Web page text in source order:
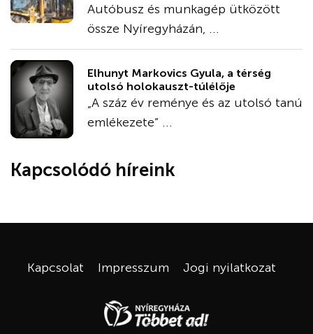
Autóbusz és munkagép ütközött
össze Nyíregyházán, ...
Elhunyt Markovics Gyula, a térség
utolsó holokauszt-túlélője
„A száz év reménye és az utolsó tanú
emlékezete” ...
Kapcsolódó híreink
Kapcsolat Impresszum Jogi nyilatkozat